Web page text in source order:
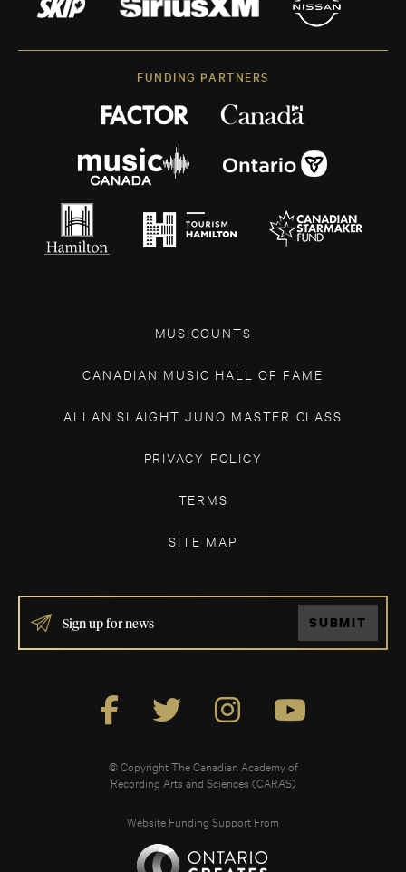
FUNDING PARTNERS
MUSICOUNTS
CANADIAN MUSIC HALL OF FAME
ALLAN SLAIGHT JUNO MASTER CLASS
PRIVACY POLICY
TERMS
SITE MAP
IF
YOU
ARE
SUBMIT
© Copyright The Canadian Academy of
Recording Arts and Sciences (CARAS)
Website Funding Support From